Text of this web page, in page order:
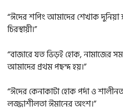
“ঈদের শপিং আমাদের শেখাক
চিরস্থায়ী।”
“বাজারে যত ভিড়ই হোক, নামাজের
আমাদের প্রথম পছন্দ হয়।”
“ঈদের কেনাকাটা হোক পর্দা ও
লজ্জাশীলতা ঈমানের অংশ।”